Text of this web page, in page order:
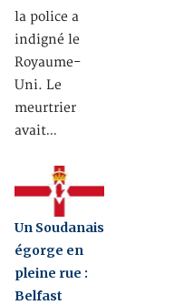
la police a
indigné le
Royaume-
Uni. Le
meurtrier
avait…
Un Soudanais
égorge en
pleine rue :
Belfast